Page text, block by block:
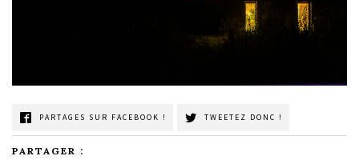
PARTAGES SUR FACEBOOK ! TWEETEZ DONC !
PARTAGER :